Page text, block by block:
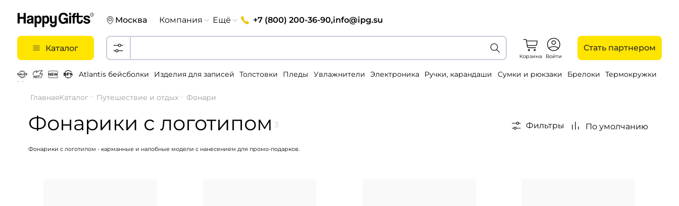
Москва Компания Ещё +7 (800) 200-36-90,info@ipg.su
Каталог
Корзина Войти
Стать партнером
Atlantis бейсболки Изделия для записей Толстовки Пледы Увлажнители Электроника Ручки, карандаши Сумки и рюкзаки Брелоки
Термокружки
Металлические ручки
ГлавнаяКаталог Путешествие и отдых Фонари
Фонарики с логотипом 3
Фонарики с логотипом - карманные и налобные модели с нанесением для промо-подарков.
Фильтры По умолчанию